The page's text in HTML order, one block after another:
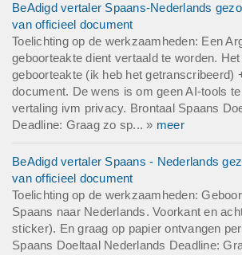
BeAdigd vertaler Spaans-Nederlands
van officieel document
Toelichting op de werkzaamheden: Een
geboorteakte dient vertaald te worden.
geboorteakte (ik heb het getranscribeerd)
document. De wens is om geen AI-tools
vertaling ivm privacy. Brontaal Spaans
Deadline: Graag zo sp... » meer
BeAdigd vertaler Spaans - Nederlands
van officieel document
Toelichting op de werkzaamheden:
Spaans naar Nederlands. Voorkant en
sticker). En graag op papier ontvangen
Spaans Doeltaal Nederlands Deadline: